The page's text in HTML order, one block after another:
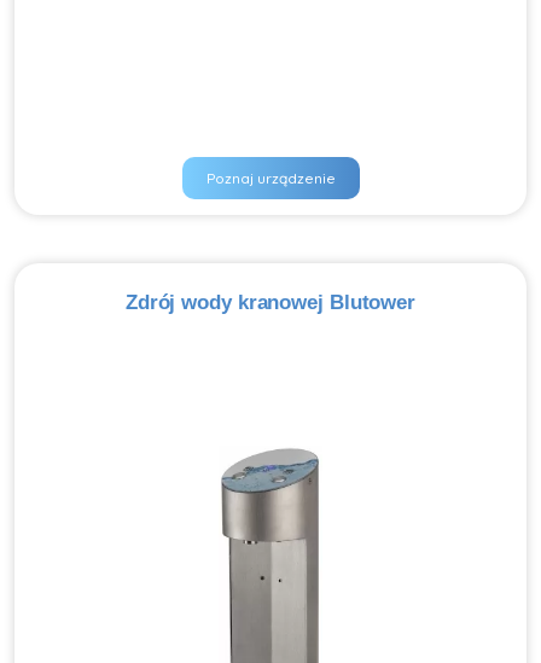
Poznaj urządzenie
Zdrój wody kranowej Blutower